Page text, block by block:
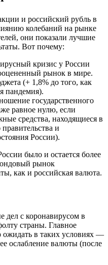
и российский рубль в
колебаний на рынке
они показали лучшие
Вот почему:
кризис у России
рынок в мире.
(+ 1,8% до того, как
пандемия).
государственного
равное нулю, если
средства, находящиеся в
и
России).
было и остается более
рынок
как и российская валюта.
дел с коронавирусом в
страны. Главное
ожидать в таких условиях —
ослабление валюты (после